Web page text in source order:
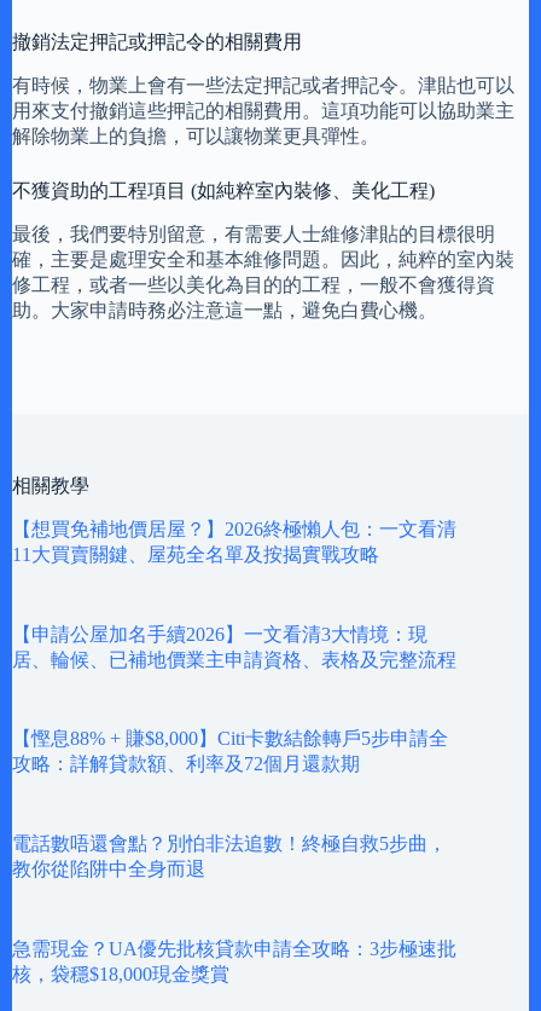
撤銷法定押記或押記令的相關費用
有時候，物業上會有一些法定押記或者押記令。津貼也可以
用來支付撤銷這些押記的相關費用。這項功能可以協助業主
解除物業上的負擔，可以讓物業更具彈性。
不獲資助的工程項目 (如純粹室內裝修、美化工程)
最後，我們要特別留意，有需要人士維修津貼的目標很明
確，主要是處理安全和基本維修問題。因此，純粹的室內裝
修工程，或者一些以美化為目的的工程，一般不會獲得資
助。大家申請時務必注意這一點，避免白費心機。
相關教學
【想買免補地價居屋？】2026終極懶人包：一文看清
11大買賣關鍵、屋苑全名單及按揭實戰攻略
【申請公屋加名手續2026】一文看清3大情境：現
居、輪候、已補地價業主申請資格、表格及完整流程
【慳息88% + 賺$8,000】Citi卡數結餘轉戶5步申請全
攻略：詳解貸款額、利率及72個月還款期
電話數唔還會點？別怕非法追數！終極自救5步曲，
教你從陷阱中全身而退
急需現金？UA優先批核貸款申請全攻略：3步極速批
核，袋穩$18,000現金獎賞